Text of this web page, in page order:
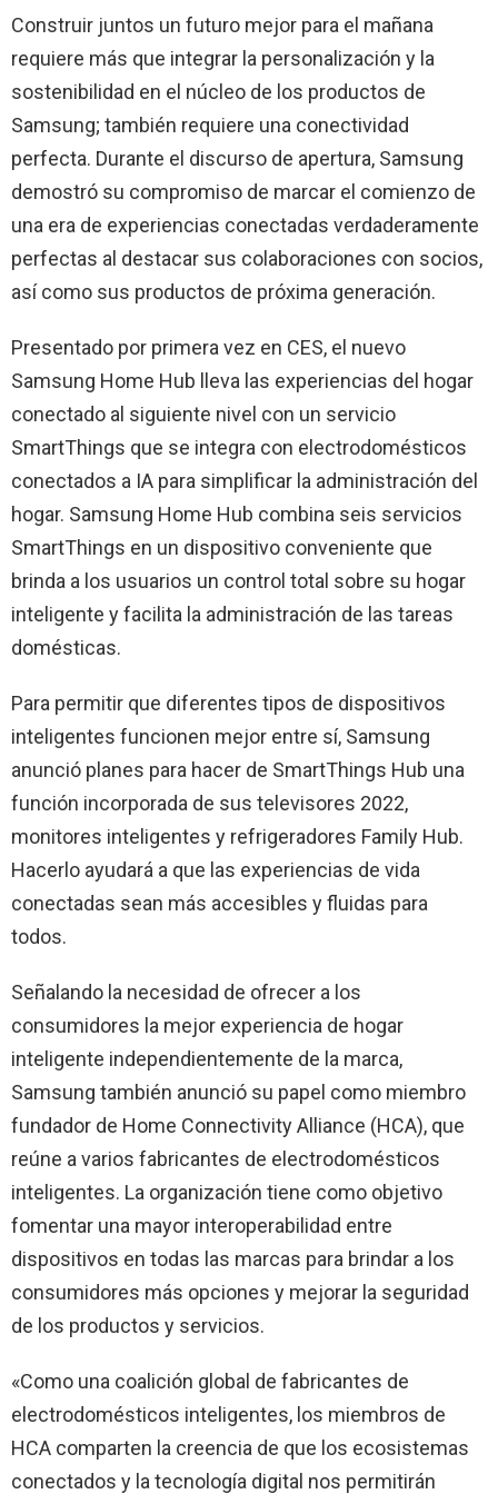
Construir juntos un futuro mejor para el mañana
requiere más que integrar la personalización y la
sostenibilidad en el núcleo de los productos de
Samsung; también requiere una conectividad
perfecta. Durante el discurso de apertura, Samsung
demostró su compromiso de marcar el comienzo de
una era de experiencias conectadas verdaderamente
perfectas al destacar sus colaboraciones con socios,
así como sus productos de próxima generación.
Presentado por primera vez en CES, el nuevo
Samsung Home Hub lleva las experiencias del hogar
conectado al siguiente nivel con un servicio
SmartThings que se integra con electrodomésticos
conectados a IA para simplificar la administración del
hogar. Samsung Home Hub combina seis servicios
SmartThings en un dispositivo conveniente que
brinda a los usuarios un control total sobre su hogar
inteligente y facilita la administración de las tareas
domésticas.
Para permitir que diferentes tipos de dispositivos
inteligentes funcionen mejor entre sí, Samsung
anunció planes para hacer de SmartThings Hub una
función incorporada de sus televisores 2022,
monitores inteligentes y refrigeradores Family Hub.
Hacerlo ayudará a que las experiencias de vida
conectadas sean más accesibles y fluidas para
todos.
Señalando la necesidad de ofrecer a los
consumidores la mejor experiencia de hogar
inteligente independientemente de la marca,
Samsung también anunció su papel como miembro
fundador de Home Connectivity Alliance (HCA), que
reúne a varios fabricantes de electrodomésticos
inteligentes. La organización tiene como objetivo
fomentar una mayor interoperabilidad entre
dispositivos en todas las marcas para brindar a los
consumidores más opciones y mejorar la seguridad
de los productos y servicios.
«Como una coalición global de fabricantes de
electrodomésticos inteligentes, los miembros de
HCA comparten la creencia de que los ecosistemas
conectados y la tecnología digital nos permitirán